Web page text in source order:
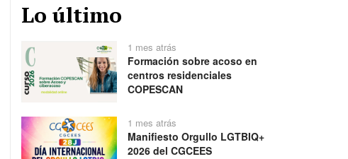
Lo último
1 mes atrás
Formación sobre acoso en
centros residenciales
COPESCAN
1 mes atrás
Manifiesto Orgullo LGTBIQ+
2026 del CGCEES